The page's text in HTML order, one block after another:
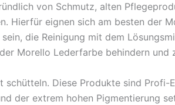
von Schmutz, alten
Hierfür eignen sich am besten der
die Reinigung mit dem
Morello Lederfarbe behindern und
Diese Produkte sind
der extrem hohen Pigmentierung